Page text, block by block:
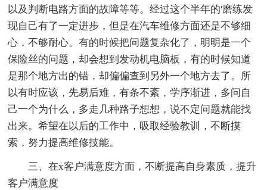
以及判断电路方面的故障等等。经过这个半年的'磨练发
现自己有了一定进步，但是在汽车维修方面还是不够细
心，不够耐心。有的时候把问题复杂化了，明明是一个
保险丝的问题，却会想到发动机电脑板，有的时候知道
是那个地方出的错，却偏偏查到另外一个地方去了。所
以有时应该，先易后难，有条不紊，学序渐进，多问自
己一个为什么，多走几种路子想想，说不定问题就能找
出来。希望在以后的工作中，吸取经验教训，不断摸
索，努力提高维修技能。
三、在x客户满意度方面，不断提高自身素质，提升
客户满意度